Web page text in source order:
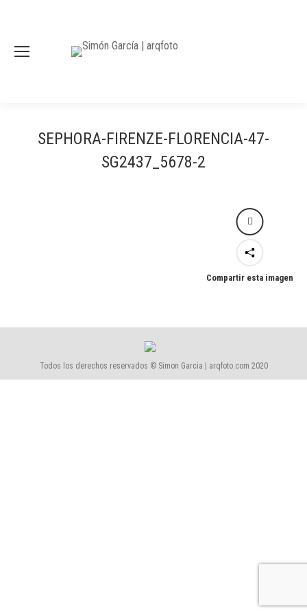
SEPHORA-FIRENZE-FLORENCIA-47-
SG2437_5678-2
Compartir esta imagen
Todos los derechos reservados © Simon Garcia | arqfoto.com 2020